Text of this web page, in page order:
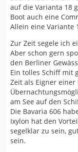
auf die Varianta 18
Boot auch eine
Allein eine Variante
Zur Zeit segele ich
Aber schon gern
den Berliner
Ein tolles Schiff mit
Zeit als Eigner einer
am See auf den
Die Bavaria 606
Ixylon hat den
segelklar zu sein,
sein.